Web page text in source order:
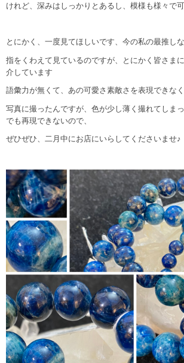
けれど、深みはしっかりとあるし、模様も様々で
とにかく、一度見てほしいです、今の私の最推し
指をくわえて見ているのですが、とにかく皆さま
介しています
語彙力が無くて、あの可愛さ素敵さを表現できな
写真に撮ったんですが、色が少し薄く撮れてしま
でも再現できないので、
ぜひぜひ、二月中にお店にいらしてくださいませ♪